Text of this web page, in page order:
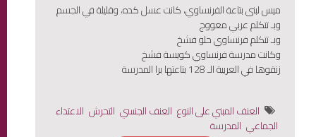
ميس لبنى بتاعة الفرنساوي، كانت عسل كده، وقليلة في الجسم
وبـ تتكلم عربي معووج
وبـ تتكلم فرنساوي حلو فشخ
وكانت مدرسة فرنساوي كويسة فشخ
زنقوها في العربية الـ 128 بتاعتها برا المدرسة
العنف المبني على النوع العنف الجنسي التحرش الاعتداء
الجماعي المدرسة